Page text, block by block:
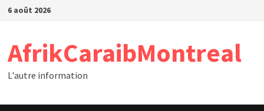
Passer
6 août 2026
AfrikCaraibMontreal
L'autre information